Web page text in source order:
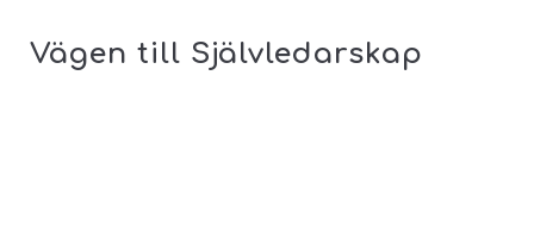
Vägen till Självledarskap